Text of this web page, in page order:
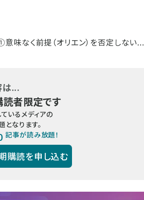
味なく前提（オリエン）を否定しない...
は...
読者限定です
いるメディアの
なります。
記事が読み放題！
購読を申し込む